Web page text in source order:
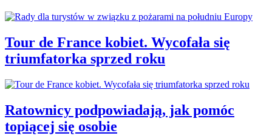
Tour de France kobiet. Wycofała się
triumfatorka sprzed roku
Ratownicy podpowiadają, jak pomóc
topiącej się osobie